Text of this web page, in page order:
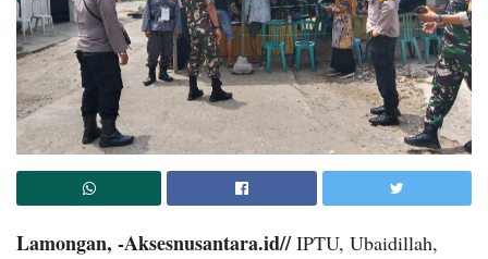
Lamongan, -Aksesnusantara.id//IPTU, Ubaidillah,